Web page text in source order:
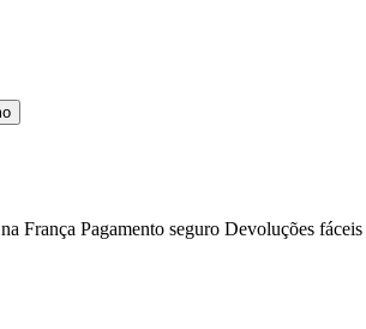
França Pagamento seguro Devoluções fáceis